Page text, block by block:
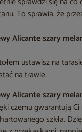
To sprawia, że
Alicante szary
ustawisz na
na trawie.
Alicante szary
czemu gwarantują Ci
szkła.